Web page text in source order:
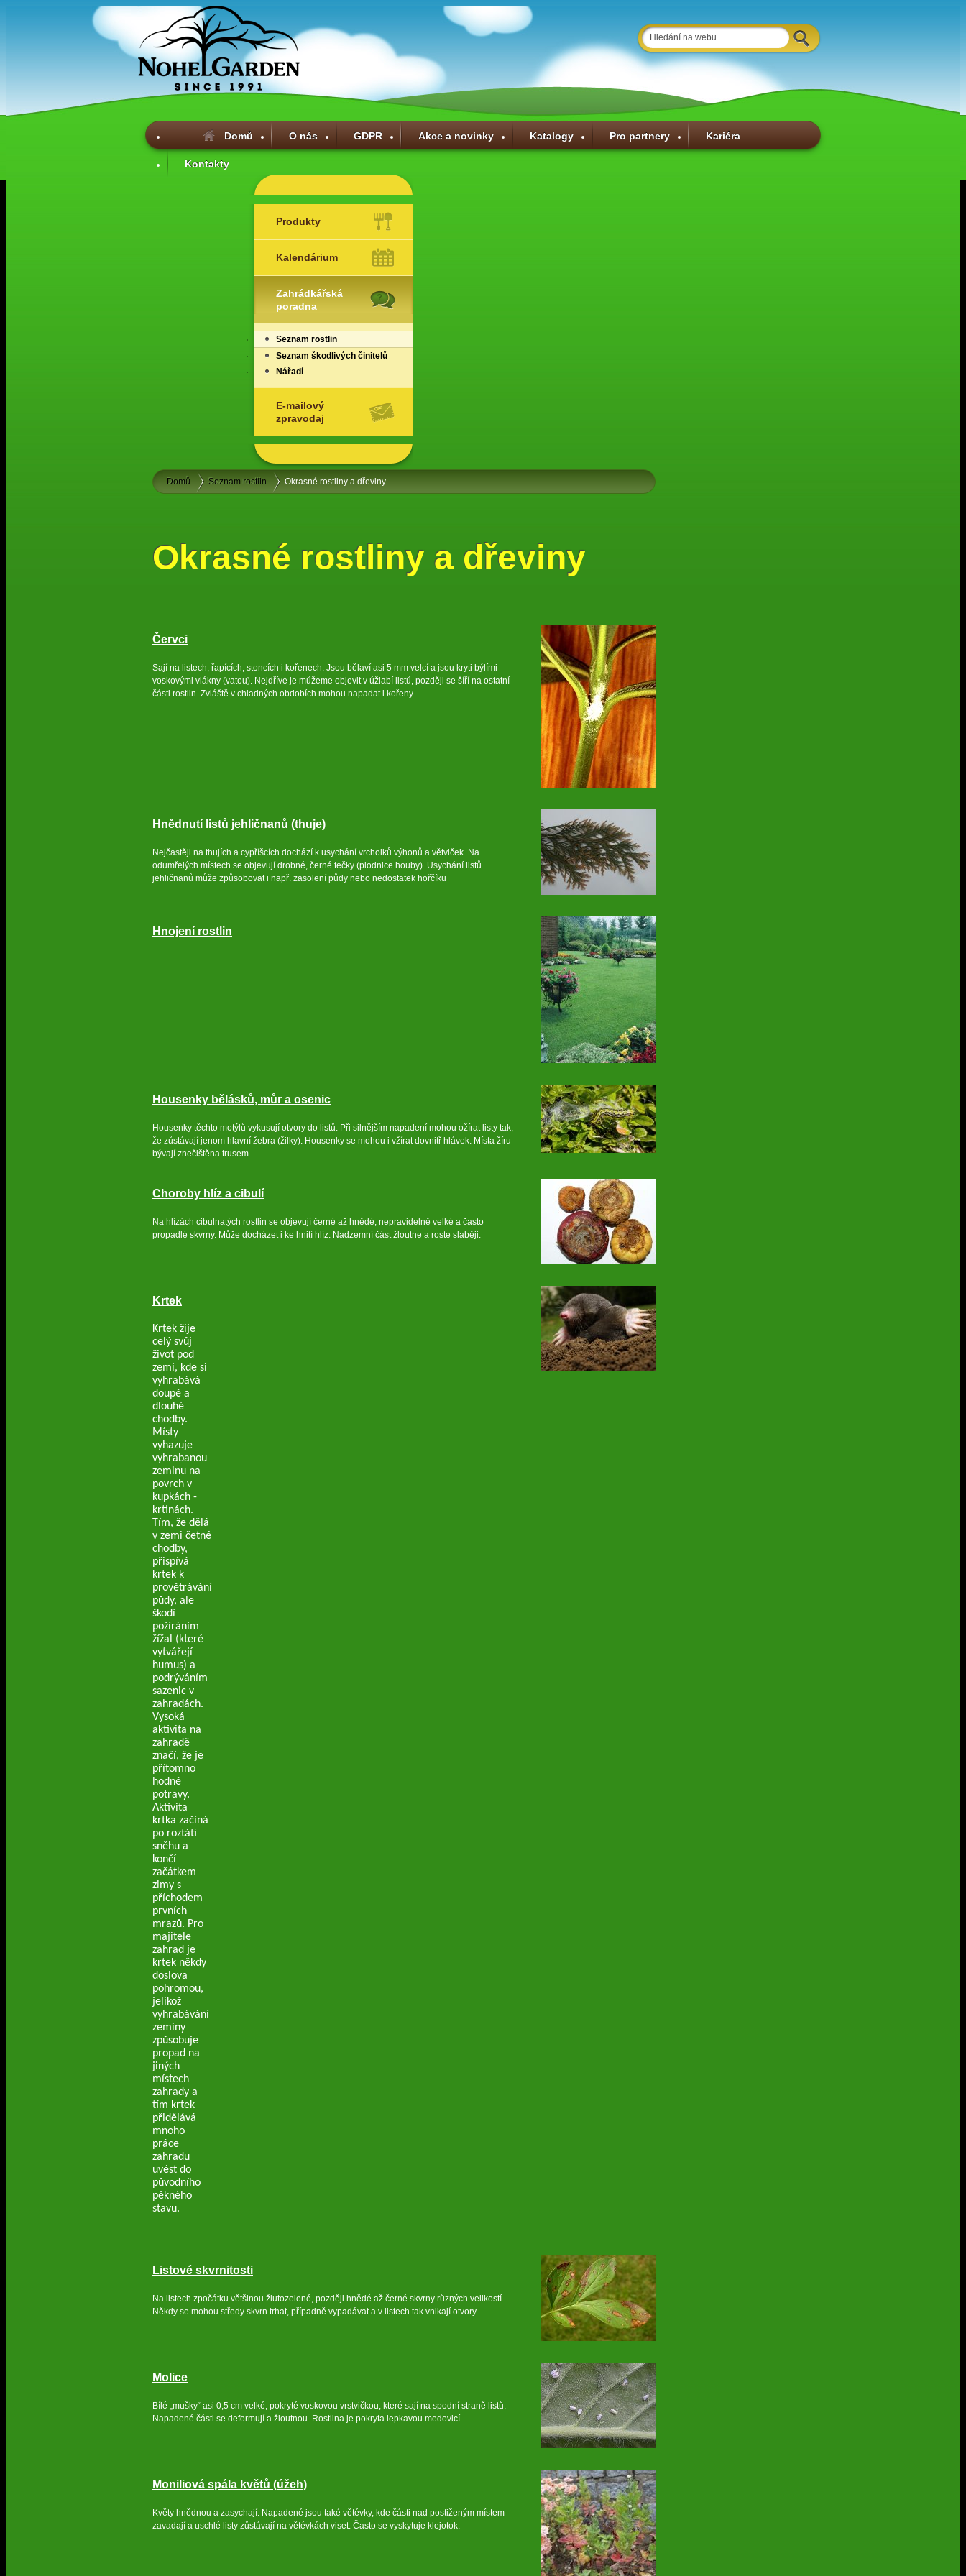
Domů O nás GDPR Akce a novinky Katalogy Pro partnery Kariéra
Kontakty
Produkty
Kalendárium
Zahrádkářská
poradna
Seznam rostlin
Seznam škodlivých činitelů
Nářadí
E-mailový
zpravodaj
Domů Seznam rostlin Okrasné rostliny a dřeviny
Okrasné rostliny a dřeviny
Červci
Sají na listech, řapících, stoncích i kořenech. Jsou bělaví asi 5 mm velcí a jsou kryti býlími
voskovými vlákny (vatou). Nejdříve je můžeme objevit v úžlabí listů, později se šíří na ostatní
části rostlin. Zvláště v chladných obdobích mohou napadat i kořeny.
Hnědnutí listů jehličnanů (thuje)
Nejčastěji na thujích a cypříšcích dochází k usychání vrcholků výhonů a větviček. Na
odumřelých místech se objevují drobné, černé tečky (plodnice houby). Usychání listů
jehličnanů může způsobovat i např. zasolení půdy nebo nedostatek hořčíku
Hnojení rostlin
Housenky bělásků, můr a osenic
Housenky těchto motýlů vykusují otvory do listů. Při silnějším napadení mohou ožírat listy tak,
že zůstávají jenom hlavní žebra (žilky). Housenky se mohou i vžírat dovnitř hlávek. Místa žíru
bývají znečištěna trusem.
Choroby hlíz a cibulí
Na hlízách cibulnatých rostlin se objevují černé až hnědé, nepravidelně velké a často
propadlé skvrny. Může docházet i ke hnití hlíz. Nadzemní část žloutne a roste slaběji.
Krtek
Krtek žije
celý svůj
život pod
zemí, kde si
vyhrabává
doupě a
dlouhé
chodby.
Místy
vyhazuje
vyhrabanou
zeminu na
povrch v
kupkách -
krtinách.
Tím, že dělá
v zemi četné
chodby,
přispívá
krtek k
provětrávání
půdy, ale
škodí
požíráním
žížal (které
vytvářejí
humus) a
podrýváním
sazenic v
zahradách.
Vysoká
aktivita na
zahradě
značí, že je
přítomno
hodně
potravy.
Aktivita
krtka začíná
po roztátí
sněhu a
končí
začátkem
zimy s
příchodem
prvních
mrazů. Pro
majitele
zahrad je
krtek někdy
doslova
pohromou,
jelikož
vyhrabávání
zeminy
způsobuje
propad na
jiných
místech
zahrady a
tím krtek
přidělává
mnoho
práce
zahradu
uvést do
původního
pěkného
stavu.
Listové skvrnitosti
Na listech zpočátku většinou žlutozelené, později hnědé až černé skvrny různých velikostí.
Někdy se mohou středy skvrn trhat, případně vypadávat a v listech tak vnikají otvory.
Molice
Bílé „mušky“ asi 0,5 cm velké, pokryté voskovou vrstvičkou, které sají na spodní straně listů.
Napadené části se deformují a žloutnou. Rostlina je pokryta lepkavou medovicí.
Moniliová spála květů (úžeh)
Květy hnědnou a zasychají. Napadené jsou také větévky, kde části nad postiženým místem
zavadají a uschlé listy zůstávají na větévkách viset. Často se vyskytuje klejotok.